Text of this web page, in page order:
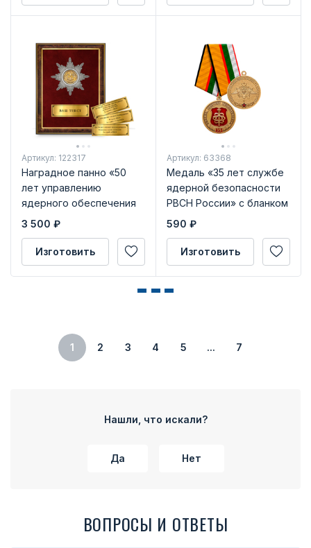
Артикул: 122317
Наградное панно «50
лет управлению
ядерного обеспечения
РВСН»
3 500 ₽
Изготовить
Артикул: 63368
Медаль «35 лет службе
ядерной безопасности
РВСН России» с бланком
удостоверения
590 ₽
Изготовить
1 2 3 4 5 ... 7
Нашли, что искали?
Да Нет
ВОПРОСЫ И ОТВЕТЫ